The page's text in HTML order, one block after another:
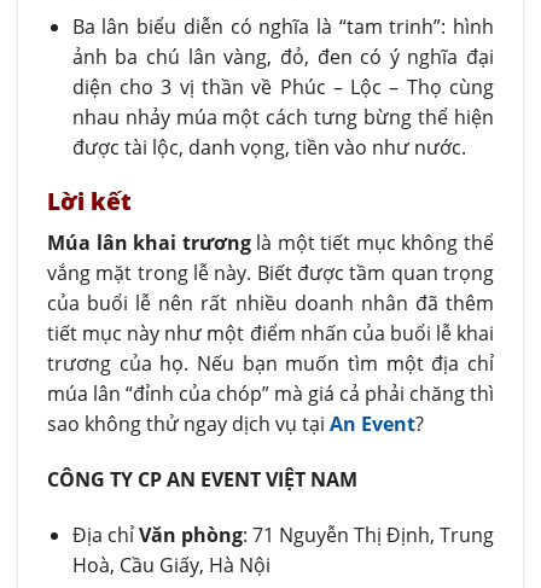
Ba lân biểu diễn có nghĩa là “tam trinh”: hình
ảnh ba chú lân vàng, đỏ, đen có ý nghĩa đại
diện cho 3 vị thần về Phúc – Lộc – Thọ cùng
nhau nhảy múa một cách tưng bừng thể hiện
được tài lộc, danh vọng, tiền vào như nước.
Lời kết
Múa lân khai trươnglà một tiết mục không thể
vắng mặt trong lễ này. Biết được tầm quan trọng
của buổi lễ nên rất nhiều doanh nhân đã thêm
tiết mục này như một điểm nhấn của buổi lễ khai
trương của họ. Nếu bạn muốn tìm một địa chỉ
múa lân “đỉnh của chóp” mà giá cả phải chăng thì
sao không thử ngay dịch vụ tại An Event?
CÔNG TY CP AN EVENT VIỆT NAM
Địa chỉVăn phòng: 71 Nguyễn Thị Định, Trung
Hoà, Cầu Giấy, Hà Nội